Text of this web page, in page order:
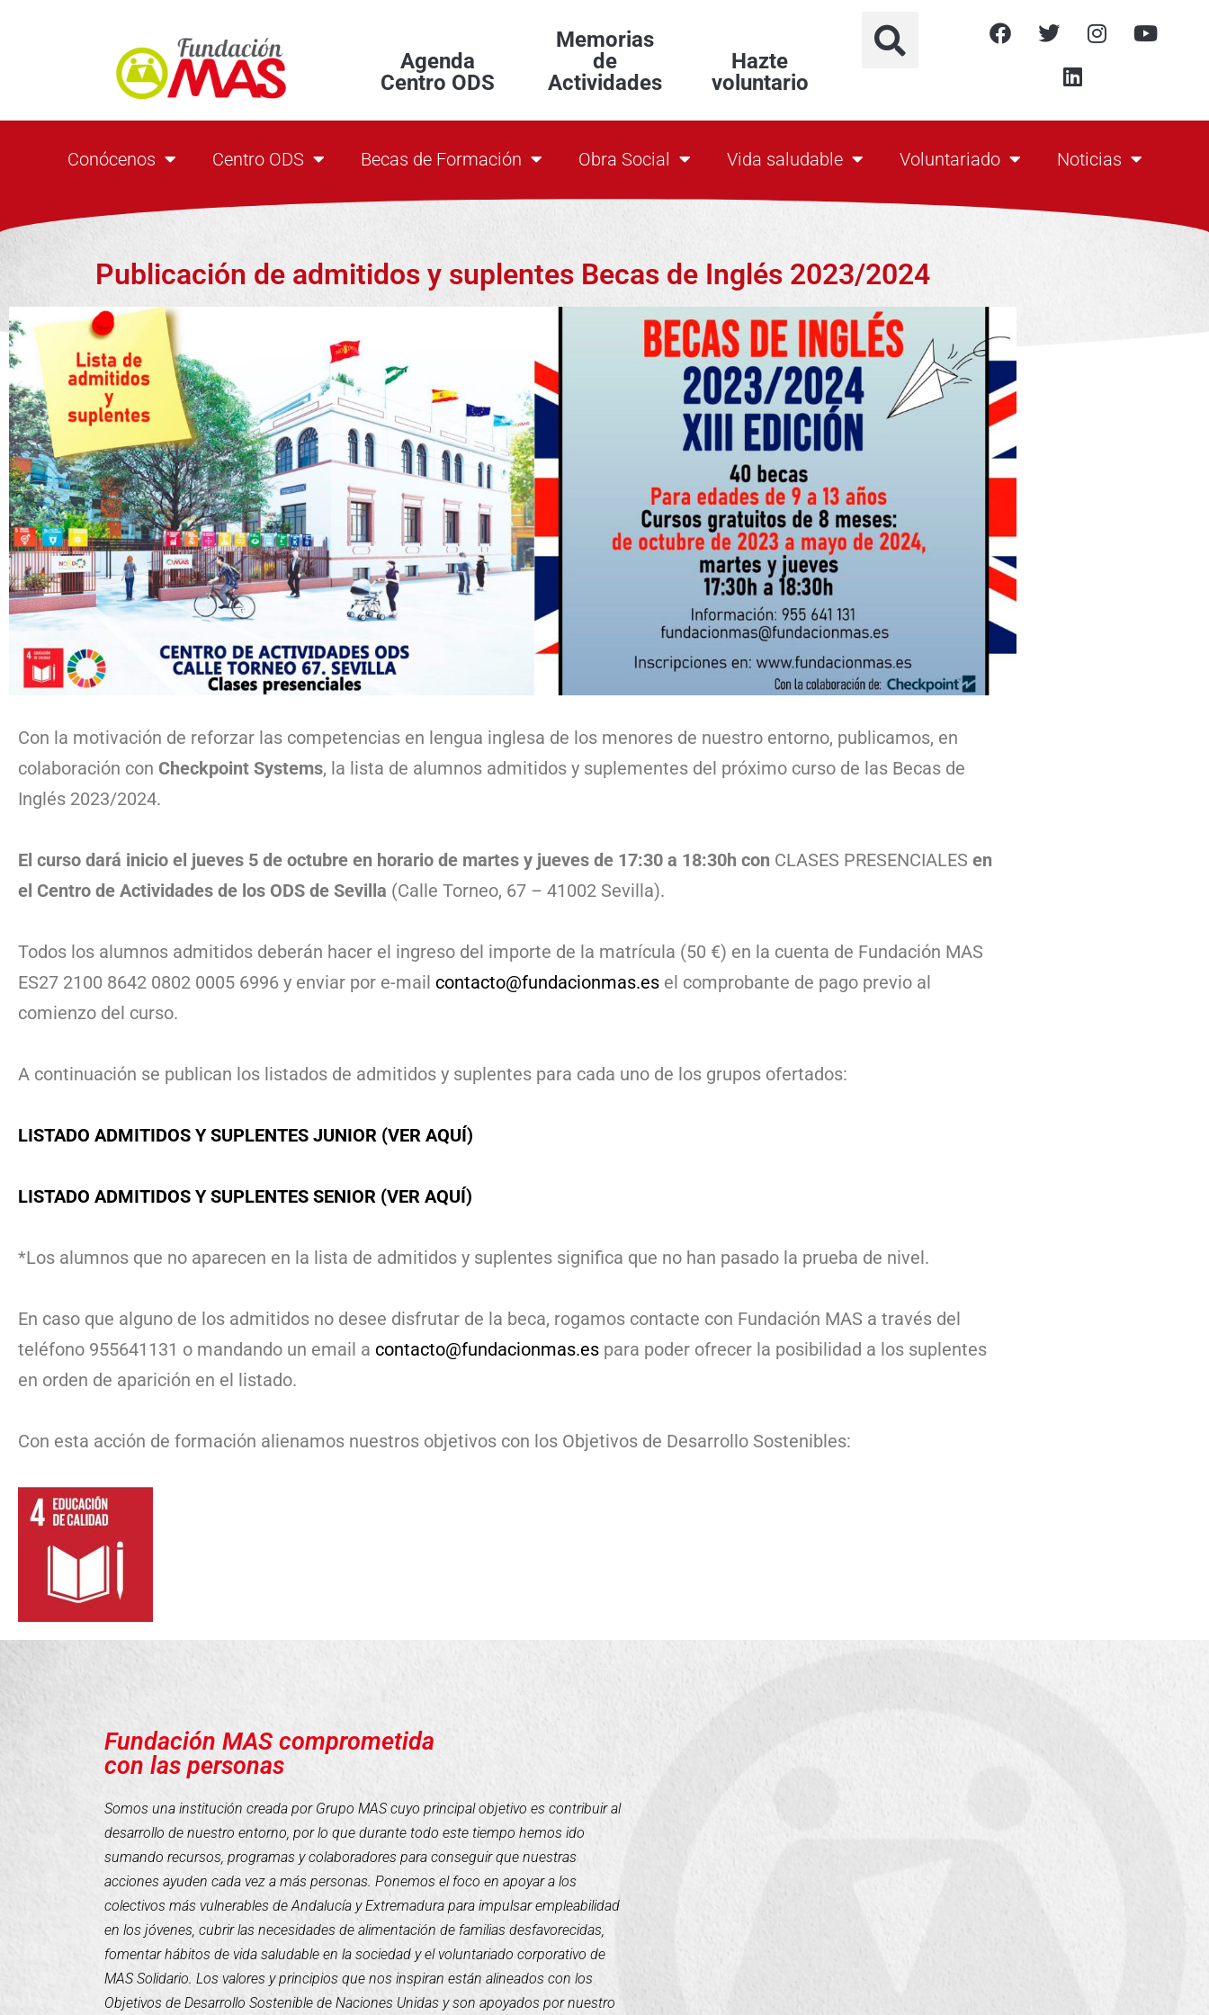
Agenda
Centro ODS
Memorias
de
Actividades
Hazte
voluntario
Conócenos Centro ODS Becas de Formación Obra Social Vida saludable Voluntariado Noticias
Publicación de admitidos y suplentes Becas de Inglés 2023/2024
Con la motivación de reforzar las competencias en lengua inglesa de los menores de nuestro entorno, publicamos, en
colaboración con Checkpoint Systems, la lista de alumnos admitidos y suplementes del próximo curso de las Becas de
Inglés 2023/2024.
El curso dará inicio el jueves 5 de octubre en horario de martes y jueves de 17:30 a 18:30h con CLASES PRESENCIALES en
el Centro de Actividades de los ODS de Sevilla (Calle Torneo, 67 – 41002 Sevilla).
Todos los alumnos admitidos deberán hacer el ingreso del importe de la matrícula (50 €) en la cuenta de Fundación MAS
ES27 2100 8642 0802 0005 6996 y enviar por e-mail contacto@fundacionmas.es el comprobante de pago previo al
comienzo del curso.
A continuación se publican los listados de admitidos y suplentes para cada uno de los grupos ofertados:
LISTADO ADMITIDOS Y SUPLENTES JUNIOR (VER AQUÍ)
LISTADO ADMITIDOS Y SUPLENTES SENIOR (VER AQUÍ)
*Los alumnos que no aparecen en la lista de admitidos y suplentes significa que no han pasado la prueba de nivel.
En caso que alguno de los admitidos no desee disfrutar de la beca, rogamos contacte con Fundación MAS a través del
teléfono 955641131 o mandando un email a contacto@fundacionmas.es para poder ofrecer la posibilidad a los suplentes
en orden de aparición en el listado.
Con esta acción de formación alienamos nuestros objetivos con los Objetivos de Desarrollo Sostenibles:
Fundación MAS comprometida
con las personas
Somos una institución creada por Grupo MAS cuyo principal objetivo es contribuir al
desarrollo de nuestro entorno, por lo que durante todo este tiempo hemos ido
sumando recursos, programas y colaboradores para conseguir que nuestras
acciones ayuden cada vez a más personas. Ponemos el foco en apoyar a los
colectivos más vulnerables de Andalucía y Extremadura para impulsar empleabilidad
en los jóvenes, cubrir las necesidades de alimentación de familias desfavorecidas,
fomentar hábitos de vida saludable en la sociedad y el voluntariado corporativo de
MAS Solidario. Los valores y principios que nos inspiran están alineados con los
Objetivos de Desarrollo Sostenible de Naciones Unidas y son apoyados por nuestro